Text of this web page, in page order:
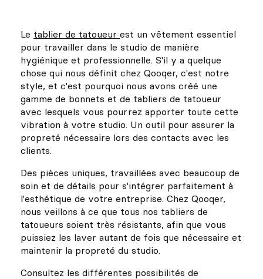
Le tablier de tatoueur est un vêtement essentiel
pour travailler dans le studio de manière
hygiénique et professionnelle. S'il y a quelque
chose qui nous définit chez Qooqer, c'est notre
style, et c'est pourquoi nous avons créé une
gamme de bonnets et de tabliers de tatoueur
avec lesquels vous pourrez apporter toute cette
vibration à votre studio. Un outil pour assurer la
propreté nécessaire lors des contacts avec les
clients.
Des pièces uniques, travaillées avec beaucoup de
soin et de détails pour s'intégrer parfaitement à
l'esthétique de votre entreprise. Chez Qooqer,
nous veillons à ce que tous nos tabliers de
tatoueurs soient très résistants, afin que vous
puissiez les laver autant de fois que nécessaire et
maintenir la propreté du studio.
Consultez les différentes possibilités de